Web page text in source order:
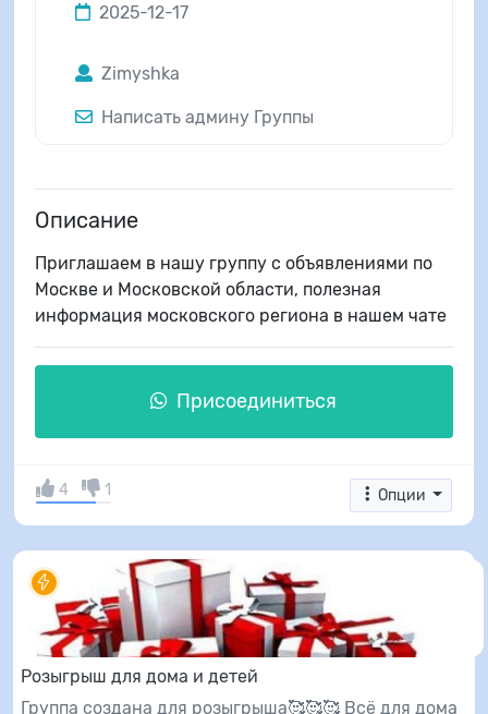
2025-12-17
Zimyshka
Написать админу Группы
Описание
Приглашаем в нашу группу с объявлениями по
Москве и Московской области, полезная
информация московского региона в нашем чате
Присоединиться
Опции
4 1
Розыгрыш для дома и детей
Группа создана для розыгрыша🥰🥰🥰 Всё для дома